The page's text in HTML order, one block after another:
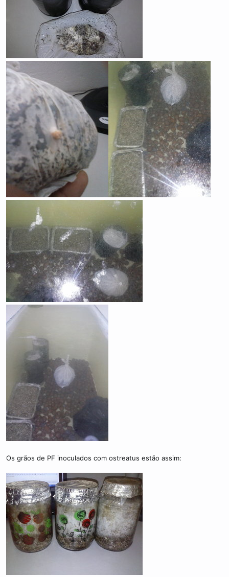
Os grãos de PF inoculados com ostreatus estão assim: